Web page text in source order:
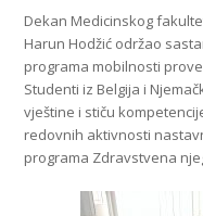
Dekan Medicinskog
Harun Hodžić održao
programa mobilnosti
Studenti iz Belgija i
vještine i stiču
redovnih aktivnosti
programa Zdravstvena